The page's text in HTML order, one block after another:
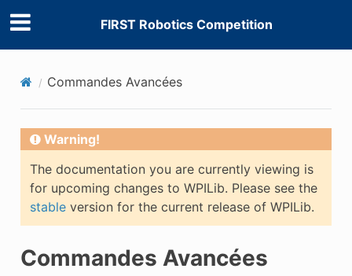
FIRST Robotics Competition
Commandes Avancées
Warning!
The documentation you are currently viewing is
for upcoming changes to WPILib. Please see the
stableversion for the current release of WPILib.
Commandes Avancées